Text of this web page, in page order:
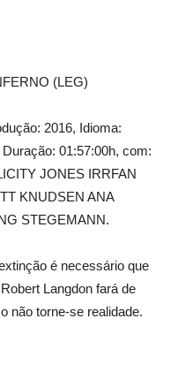
(LEG)
2016, Idioma:
01:57:00h, com:
JONES IRRFAN
KNUDSEN ANA
STEGEMANN.
é necessário que
Langdon fará de
não torne-se realidade.